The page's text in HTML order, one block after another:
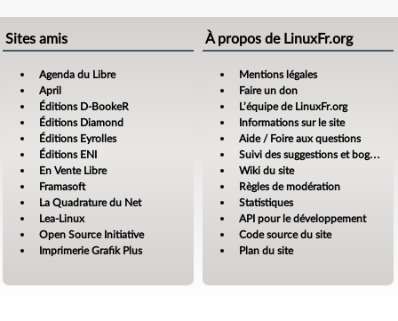
Sites amis
Agenda du Libre
April
Éditions D-BookeR
Éditions Diamond
Éditions Eyrolles
Éditions ENI
En Vente Libre
Framasoft
La Quadrature du Net
Lea-Linux
Open Source Initiative
Imprimerie Grafik Plus
À propos de LinuxFr.org
Mentions légales
Faire un don
L’équipe de LinuxFr.org
Informations sur le site
Aide / Foire aux questions
Suivi des suggestions et bogues
Wiki du site
Règles de modération
Statistiques
API pour le développement
Code source du site
Plan du site